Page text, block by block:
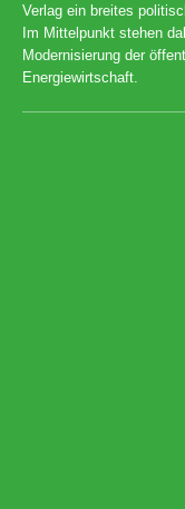
Verlag ein breites
Im Mittelpunkt stehen
Modernisierung der
Energiewirtschaft.